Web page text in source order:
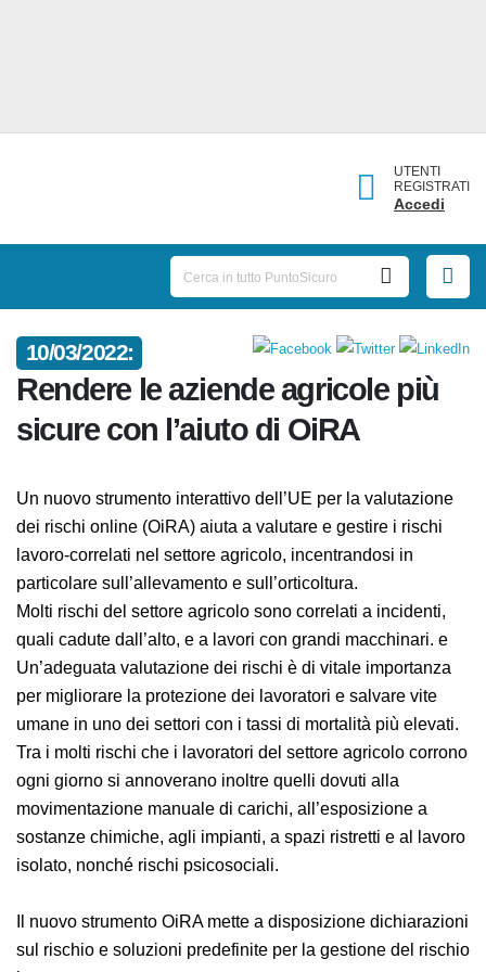
UTENTI
REGISTRATI
Accedi
10/03/2022:
Rendere le aziende agricole più
sicure con l’aiuto di OiRA
Un nuovo strumento interattivo dell’UE per la
valutazione dei rischi online (OiRA) aiuta a valutare e
gestire i rischi lavoro-correlati nel settore agricolo,
incentrandosi in particolare sull’allevamento e
sull’orticoltura.
Molti rischi del settore agricolo sono correlati a
incidenti, quali cadute dall’alto, e a lavori con grandi
macchinari. e Un’adeguata valutazione dei rischi è di
vitale importanza per migliorare la protezione dei
lavoratori e salvare vite umane in uno dei settori con i
tassi di mortalità più elevati. Tra i molti rischi che i
lavoratori del settore agricolo corrono ogni giorno si
annoverano inoltre quelli dovuti alla movimentazione
manuale di carichi, all’esposizione a sostanze chimiche,
rischi psicosociali.